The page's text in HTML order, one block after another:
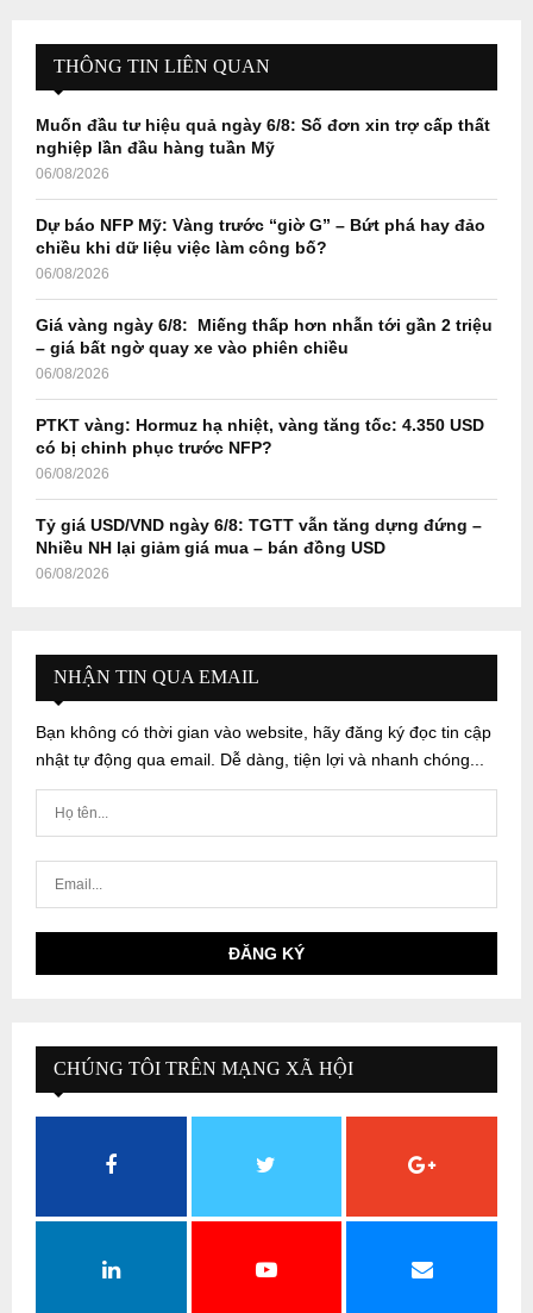
f
r
E
A
H
THÔNG TIN LIÊN QUAN
Muốn đầu tư hiệu quả ngày 6/8: Số đơn xin trợ cấp thất
nghiệp lần đầu hàng tuần Mỹ
06/08/2026
Dự báo NFP Mỹ: Vàng trước “giờ G” – Bứt phá hay đảo
chiều khi dữ liệu việc làm công bố?
06/08/2026
Giá vàng ngày 6/8: Miếng thấp hơn nhẫn tới gần 2 triệu
– giá bất ngờ quay xe vào phiên chiều
06/08/2026
PTKT vàng: Hormuz hạ nhiệt, vàng tăng tốc: 4.350 USD
có bị chinh phục trước NFP?
06/08/2026
Tỷ giá USD/VND ngày 6/8: TGTT vẫn tăng dựng đứng –
Nhiều NH lại giảm giá mua – bán đồng USD
06/08/2026
NHẬN TIN QUA EMAIL
Bạn không có thời gian vào website, hãy đăng ký đọc tin cập
nhật tự động qua email. Dễ dàng, tiện lợi và nhanh chóng...
CHÚNG TÔI TRÊN MẠNG XÃ HỘI